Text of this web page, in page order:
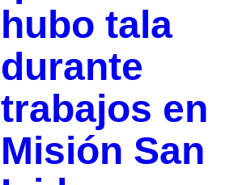
hubo tala
durante
trabajos en
Misión San